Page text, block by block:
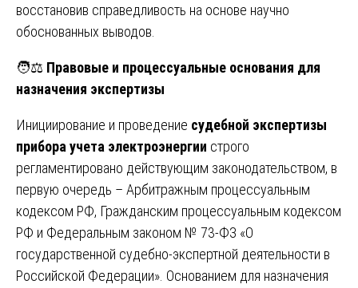
восстановив справедливость на основе научно
обоснованных выводов.
🧑⚖️ Правовые и процессуальные основания для
назначения экспертизы
Инициирование и проведение судебной экспертизы
прибора учета электроэнергии строго
регламентировано действующим законодательством, в
первую очередь – Арбитражным процессуальным
кодексом РФ, Гражданским процессуальным кодексом
РФ и Федеральным законом № 73-ФЗ «О
государственной судебно-экспертной деятельности в
Российской Федерации». Основанием для назначения